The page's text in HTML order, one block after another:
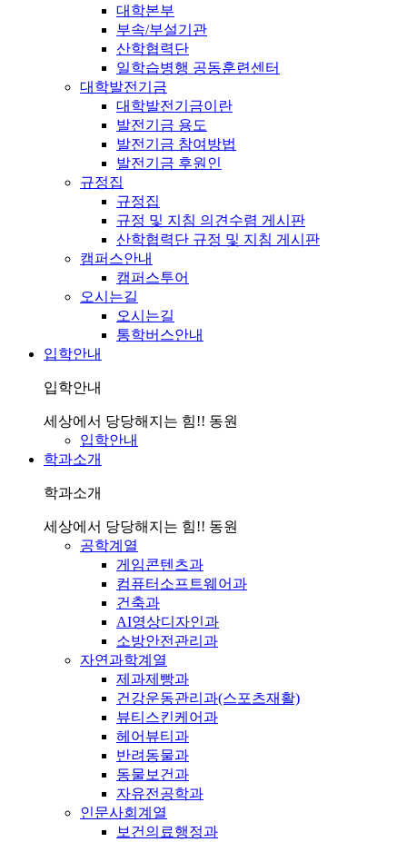
대학본부
부속/부설기관
산학협력단
일학습병행 공동훈련센터
대학발전기금
대학발전기금이란
발전기금 용도
발전기금 참여방법
발전기금 후원인
규정집
규정집
규정 및 지침 의견수렴 게시판
산학협력단 규정 및 지침 게시판
캠퍼스안내
캠퍼스투어
오시는길
오시는길
통학버스안내
입학안내
입학안내
세상에서 당당해지는 힘!! 동원
입학안내
학과소개
학과소개
세상에서 당당해지는 힘!! 동원
공학계열
게임콘텐츠과
컴퓨터소프트웨어과
건축과
AI영상디자인과
소방안전관리과
자연과학계열
제과제빵과
건강운동관리과(스포츠재활)
뷰티스킨케어과
헤어뷰티과
반려동물과
동물보건과
자유전공학과
인문사회계열
보건의료행정과